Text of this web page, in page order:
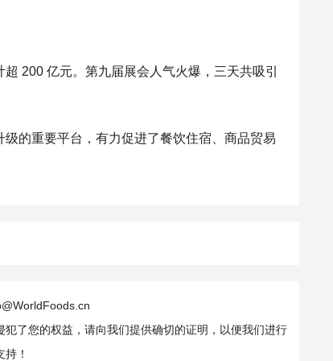
200 亿元。第九届展会人气火爆，三天共吸引
的重要平台，有力促进了餐饮住宿、商品贸易
了您的权益，请向我们提供确切的证明，以便我们进行
！